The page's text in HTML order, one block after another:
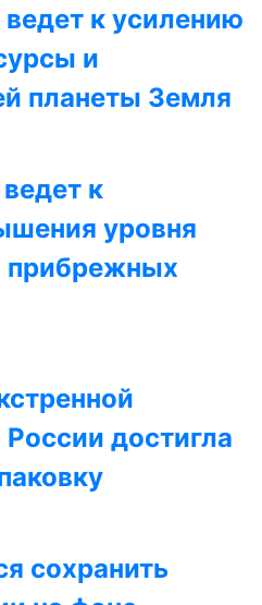
к усилению
и
планеты Земля
к
уровня
прибрежных
достигла
сохранить